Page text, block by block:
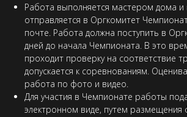
Работа выполняется мастером дома и
отправляется в Оргкомитет
почте. Работа должна поступить в
дней до начала Чемпионата. В это
проходит проверку на соответствие
допускается к соревнованиям.
работа по фото и видео.
Для участия в Чемпионате работы
электронном виде, путем размещения